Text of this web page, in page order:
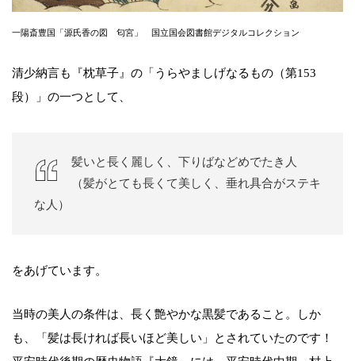
一陽斎豊国「源氏香の図 匂宮」 国立国会図書館デジタルコレクション
清少納言も『枕草子』の「うらやましげなるもの（第153
段）」の一つとして、
髪いと長く麗しく、下りばなどめでたき人
（髪がとても長くて美しく、垂れ具合がステキ
な人）
をあげています。
当時の美人の条件は、長く艶やかな黒髪であること。しか
も、「髪は長ければ長いほど美しい」とされていたのです！